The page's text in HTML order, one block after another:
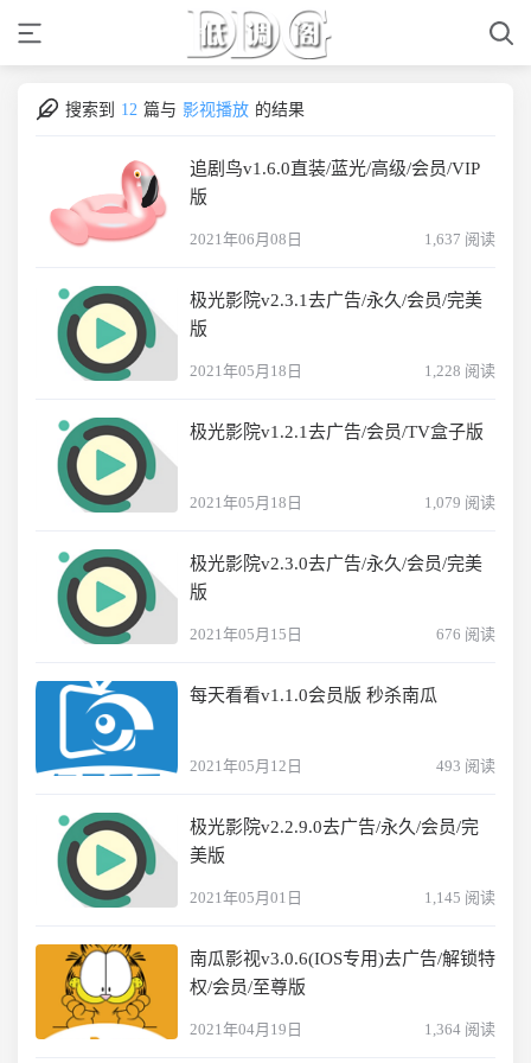
搜索到 12 篇与 影视播放 的结果
追剧鸟v1.6.0直装/蓝光/高级/会员/VIP
版
2021年06月08日 1,637 阅读
极光影院v2.3.1去广告/永久/会员/完美
版
2021年05月18日 1,228 阅读
极光影院v1.2.1去广告/会员/TV盒子版
2021年05月18日 1,079 阅读
极光影院v2.3.0去广告/永久/会员/完美
版
2021年05月15日 676 阅读
每天看看v1.1.0会员版 秒杀南瓜
2021年05月12日 493 阅读
极光影院v2.2.9.0去广告/永久/会员/完
美版
2021年05月01日 1,145 阅读
南瓜影视v3.0.6(IOS专用)去广告/解锁特
权/会员/至尊版
2021年04月19日 1,364 阅读